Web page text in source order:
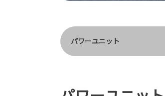
パワーユニット